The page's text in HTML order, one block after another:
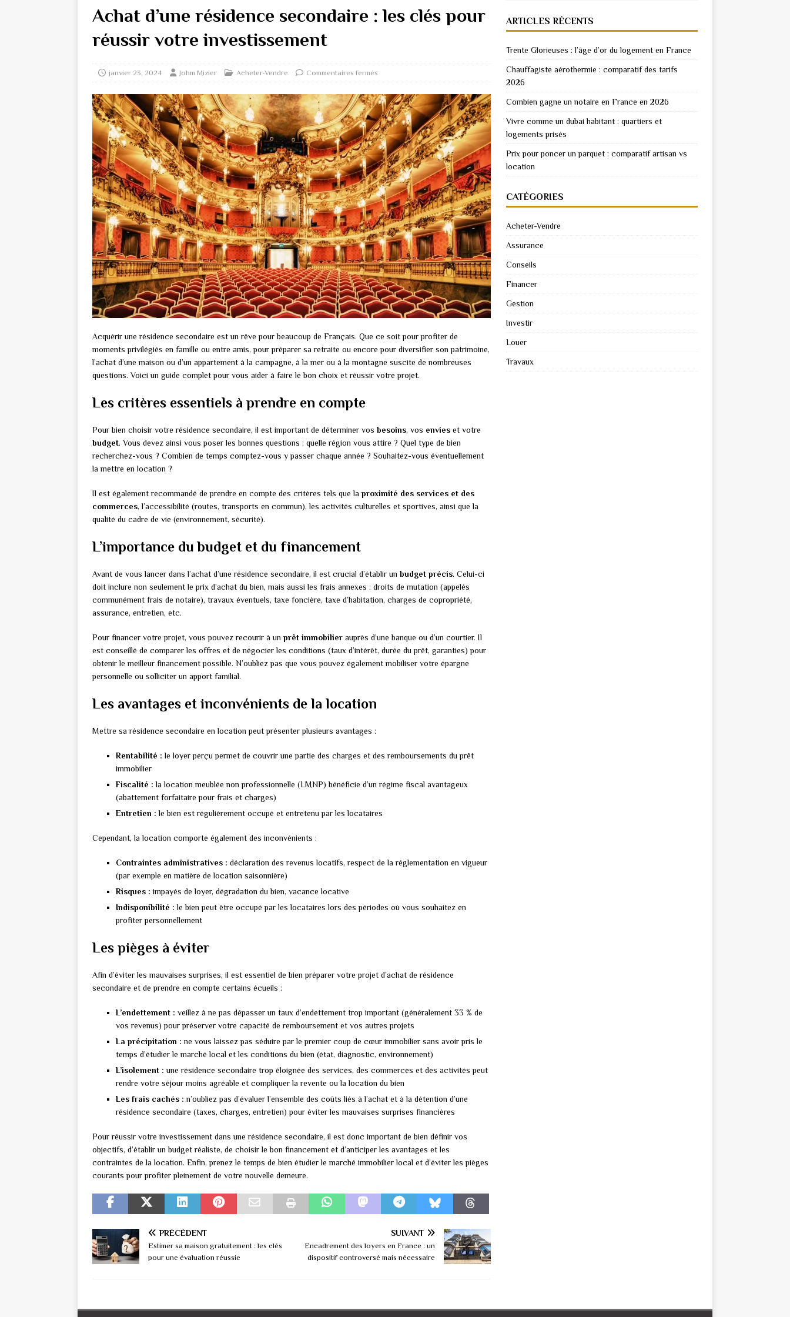
Achat d’une résidence secondaire : les clés pour
réussir votre investissement
janvier 23, 2024 Johm Mizier Acheter-Vendre Commentaires fermés
Acquérir une résidence secondaire est un rêve pour beaucoup de Français. Que ce soit pour profiter de
moments privilégiés en famille ou entre amis, pour préparer sa retraite ou encore pour diversifier son patrimoine,
l’achat d’une maison ou d’un appartement à la campagne, à la mer ou à la montagne suscite de nombreuses
questions. Voici un guide complet pour vous aider à faire le bon choix et réussir votre projet.
Les critères essentiels à prendre en compte
Pour bien choisir votre résidence secondaire, il est important de déterminer vosbesoins, vos envies et votre
budget. Vous devez ainsi vous poser les bonnes questions : quelle région vous attire ? Quel type de bien
recherchez-vous ? Combien de temps comptez-vous y passer chaque année ? Souhaitez-vous éventuellement
la mettre en location ?
Il est également recommandé de prendre en compte des critères tels que la proximité des services et des
commerces, l’accessibilité (routes, transports en commun), les activités culturelles et sportives, ainsi que la
qualité du cadre de vie (environnement, sécurité).
L’importance du budget et du financement
Avant de vous lancer dans l’achat d’une résidence secondaire, il est crucial d’établir unbudget précis. Celui-ci
doit inclure non seulement le prix d’achat du bien, mais aussi les frais annexes : droits de mutation (appelés
communément frais de notaire), travaux éventuels, taxe foncière, taxe d’habitation, charges de copropriété,
assurance, entretien, etc.
Pour financer votre projet, vous pouvez recourir à un prêt immobilier auprès d’une banque ou d’un courtier. Il
est conseillé de comparer les offres et de négocier les conditions (taux d’intérêt, durée du prêt, garanties) pour
obtenir le meilleur financement possible. N’oubliez pas que vous pouvez également mobiliser votre épargne
personnelle ou solliciter un apport familial.
Les avantages et inconvénients de la location
Mettre sa résidence secondaire en location peut présenter plusieurs avantages :
Rentabilité : le loyer perçu permet de couvrir une partie des charges et des remboursements du prêt
immobilier
Fiscalité : la location meublée non professionnelle (LMNP) bénéficie d’un régime fiscal avantageux
(abattement forfaitaire pour frais et charges)
Entretien : le bien est régulièrement occupé et entretenu par les locataires
Cependant, la location comporte également des inconvénients :
Contraintes administratives : déclaration des revenus locatifs, respect de la réglementation en vigueur
(par exemple en matière de location saisonnière)
Risques : impayés de loyer, dégradation du bien, vacance locative
Indisponibilité : le bien peut être occupé par les locataires lors des périodes où vous souhaitez en
profiter personnellement
Les pièges à éviter
Afin d’éviter les mauvaises surprises, il est essentiel de bien préparer votre projet d’achat de résidence
secondaire et de prendre en compte certains écueils :
L’endettement : veillez à ne pas dépasser un taux d’endettement trop important (généralement 33 % de
vos revenus) pour préserver votre capacité de remboursement et vos autres projets
La précipitation : ne vous laissez pas séduire par le premier coup de cœur immobilier sans avoir pris le
temps d’étudier le marché local et les conditions du bien (état, diagnostic, environnement)
L’isolement : une résidence secondaire trop éloignée des services, des commerces et des activités peut
rendre votre séjour moins agréable et compliquer la revente ou la location du bien
Les frais cachés : n’oubliez pas d’évaluer l’ensemble des coûts liés à l’achat et à la détention d’une
résidence secondaire (taxes, charges, entretien) pour éviter les mauvaises surprises financières
Pour réussir votre investissement dans une résidence secondaire, il est donc important de bien définir vos
objectifs, d’établir un budget réaliste, de choisir le bon financement et d’anticiper les avantages et les
contraintes de la location. Enfin, prenez le temps de bien étudier le marché immobilier local et d’éviter les pièges
courants pour profiter pleinement de votre nouvelle demeure.
PRÉCÉDENT
Estimer sa maison gratuitement : les clés
pour une évaluation réussie
SUIVANT
Encadrement des loyers en France : un
dispositif controversé mais nécessaire
ARTICLES RÉCENTS
Trente Glorieuses : l’âge d’or du logement en France
Chauffagiste aérothermie : comparatif des tarifs
2026
Combien gagne un notaire en France en 2026
Vivre comme un dubai habitant : quartiers et
logements prisés
Prix pour poncer un parquet : comparatif artisan vs
location
CATÉGORIES
Acheter-Vendre
Assurance
Conseils
Financer
Gestion
Investir
Louer
Travaux